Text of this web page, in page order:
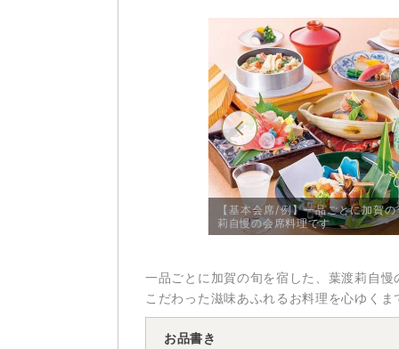
【基本会席/例】一品ごとに加賀
莉自慢の会席料理です
一品ごとに加賀の旬を宿した、葉渡莉自
こだわった滋味あふれるお料理を心ゆくま
お品書き
【楓の棟 Aタイプ】スイート和洋室 禁煙/例